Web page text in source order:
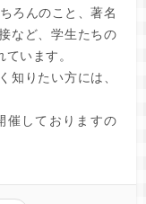
ろんのこと、著名
など、学生たちの
います。
知りたい方には、
催しておりますの